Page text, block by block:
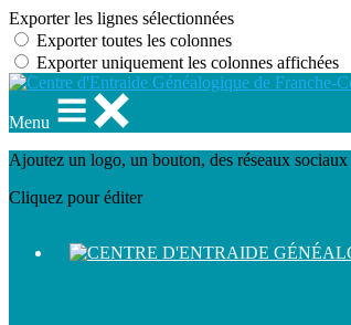
Exporter les lignes sélectionnées
Exporter toutes les colonnes
Exporter uniquement les colonnes affichées
Menu
Ajoutez un logo, un bouton, des réseaux sociaux
Cliquez pour éditer